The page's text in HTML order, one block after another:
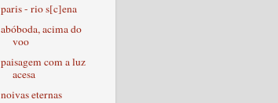
paris - rio s[c]ena
abóboda, acima do
voo
paisagem com a luz
acesa
noivas eternas